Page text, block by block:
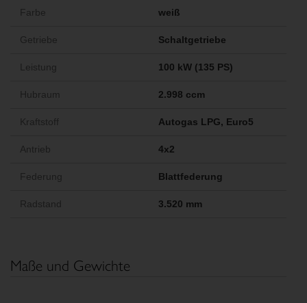
Farbe weiß
Getriebe Schaltgetriebe
Leistung 100 kW (135 PS)
Hubraum 2.998 ccm
Kraftstoff Autogas LPG, Euro5
Antrieb 4x2
Federung Blattfederung
Radstand 3.520 mm
Maße und Gewichte